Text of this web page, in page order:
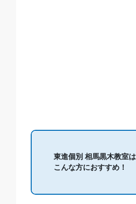
東進個別 相馬黒木教室は
こんな方におすすめ！